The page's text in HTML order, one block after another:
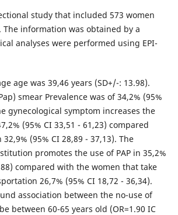
study that included 573 women
The information was obtained by a
analyses were performed using EPI-
age was 39,46 years (SD+/-: 13.98).
smear Prevalence was of 34,2% (95%
gynecological symptom increases the
(95% CI 33,51 - 61,23) compared
(95% CI 28,89 - 37,13). The
promotes the use of PAP in 35,2%
compared with the women that take
26,7% (95% CI 18,72 - 36,34).
association between the no-use of
between 60-65 years old (OR=1.90 IC